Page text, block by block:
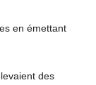
en émettant
des